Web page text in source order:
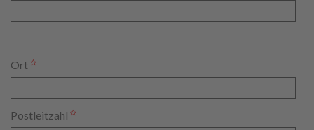
Ort
Postleitzahl